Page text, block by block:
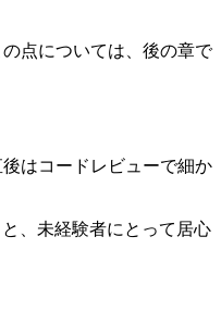
点については、後の章で
はコードレビューで細か
、未経験者にとって居心